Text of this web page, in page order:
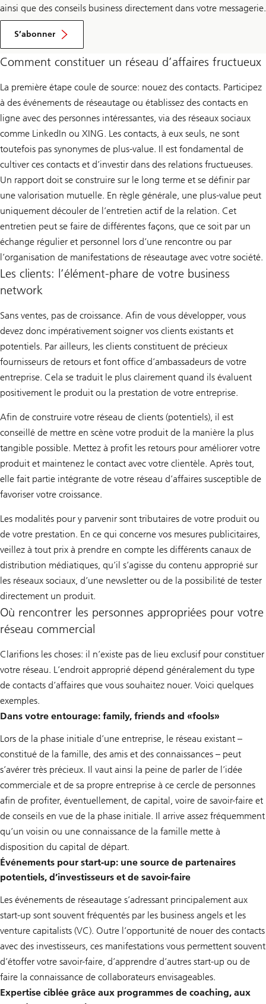
ainsi que des conseils business directement dans votre messagerie.
S’abonner
pour
newsletter
Comment constituer un réseau d’affaires fructueux
La première étape coule de source: nouez des contacts. Participez
à des événements de réseautage ou établissez des contacts en
ligne avec des personnes intéressantes, via des réseaux sociaux
comme LinkedIn ou XING. Les contacts, à eux seuls, ne sont
toutefois pas synonymes de plus-value. Il est fondamental de
cultiver ces contacts et d’investir dans des relations fructueuses.
Un rapport doit se construire sur le long terme et se définir par
une valorisation mutuelle. En règle générale, une plus-value peut
uniquement découler de l’entretien actif de la relation. Cet
entretien peut se faire de différentes façons, que ce soit par un
échange régulier et personnel lors d’une rencontre ou par
l’organisation de manifestations de réseautage avec votre société.
Les clients: l’élément-phare de votre business
network
Sans ventes, pas de croissance. Afin de vous développer, vous
devez donc impérativement soigner vos clients existants et
potentiels. Par ailleurs, les clients constituent de précieux
fournisseurs de retours et font office d’ambassadeurs de votre
entreprise. Cela se traduit le plus clairement quand ils évaluent
positivement le produit ou la prestation de votre entreprise.
Afin de construire votre réseau de clients (potentiels), il est
conseillé de mettre en scène votre produit de la manière la plus
tangible possible. Mettez à profit les retours pour améliorer votre
produit et maintenez le contact avec votre clientèle. Après tout,
elle fait partie intégrante de votre réseau d’affaires susceptible de
favoriser votre croissance.
Les modalités pour y parvenir sont tributaires de votre produit ou
de votre prestation. En ce qui concerne vos mesures publicitaires,
veillez à tout prix à prendre en compte les différents canaux de
distribution médiatiques, qu’il s’agisse du contenu approprié sur
les réseaux sociaux, d’une newsletter ou de la possibilité de tester
directement un produit.
Où rencontrer les personnes appropriées pour votre
réseau commercial
Clarifions les choses: il n’existe pas de lieu exclusif pour constituer
votre réseau. L’endroit approprié dépend généralement du type
de contacts d’affaires que vous souhaitez nouer. Voici quelques
exemples.
Dans votre entourage: family, friends and «fools»
Lors de la phase initiale d’une entreprise, le réseau existant –
constitué de la famille, des amis et des connaissances – peut
s’avérer très précieux. Il vaut ainsi la peine de parler de l’idée
commerciale et de sa propre entreprise à ce cercle de personnes
afin de profiter, éventuellement, de capital, voire de savoir-faire et
de conseils en vue de la phase initiale. Il arrive assez fréquemment
qu’un voisin ou une connaissance de la famille mette à
disposition du capital de départ.
Événements pour start-up: une source de partenaires
potentiels, d’investisseurs et de savoir-faire
Les événements de réseautage s’adressant principalement aux
start-up sont souvent fréquentés par les business angels et les
venture capitalists (VC). Outre l’opportunité de nouer des contacts
avec des investisseurs, ces manifestations vous permettent souvent
d’étoffer votre savoir-faire, d’apprendre d’autres start-up ou de
faire la connaissance de collaborateurs envisageables.
Expertise ciblée grâce aux programmes de coaching, aux